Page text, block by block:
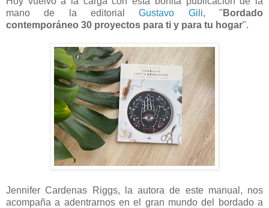
mano de la editorialGustavo Gili, " Bordado
contemporáneo 30 proyectos para ti y para tu hogar".
Jennifer Cardenas Riggs, la autora de este manual, nos
acompaña a adentrarnos en el gran mundo del bordado a